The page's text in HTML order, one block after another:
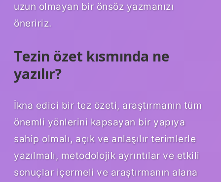
uzun olmayan bir önsöz yazmanızı
öneririz.
Tezin özet kısmında ne
yazılır?
İkna edici bir tez özeti, araştırmanın tüm
önemli yönlerini kapsayan bir yapıya
sahip olmalı, açık ve anlaşılır terimlerle
yazılmalı, metodolojik ayrıntılar ve etkili
sonuçlar içermeli ve araştırmanın alana